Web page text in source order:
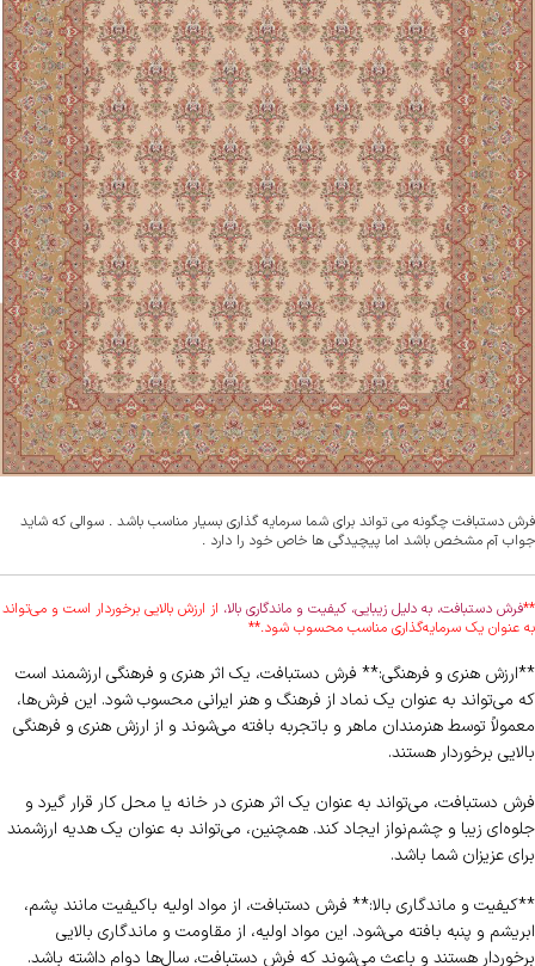
فرش دستبافت چگونه می تواند برای شما سرمایه گذاری بسیار مناسب باشد . سوالی که شاید
جواب آم مشخص باشد اما پیچیدگی ها خاص خود را دارد .
**فرش دستبافت، به دلیل زیبایی، کیفیت و ماندگاری بالا، از ارزش بالایی برخوردار است و می‌تواند
به عنوان یک سرمایه‌گذاری مناسب محسوب شود.**
**ارزش هنری و فرهنگی:** فرش دستبافت، یک اثر هنری و فرهنگی ارزشمند است
که می‌تواند به عنوان یک نماد از فرهنگ و هنر ایرانی محسوب شود. این فرش‌ها،
معمولاً توسط هنرمندان ماهر و باتجربه بافته می‌شوند و از ارزش هنری و فرهنگی
بالایی برخوردار هستند.
فرش دستبافت، می‌تواند به عنوان یک اثر هنری در خانه یا محل کار قرار گیرد و
جلوه‌ای زیبا و چشم‌نواز ایجاد کند. همچنین، می‌تواند به عنوان یک هدیه ارزشمند
برای عزیزان شما باشد.
**کیفیت و ماندگاری بالا:** فرش دستبافت، از مواد اولیه باکیفیت مانند پشم،
ابریشم و پنبه بافته می‌شود. این مواد اولیه، از مقاومت و ماندگاری بالایی
برخوردار هستند و باعث می‌شوند که فرش دستبافت، سال‌ها دوام داشته باشد.